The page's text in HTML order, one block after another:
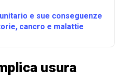
e sue conseguenze
cancro e malattie
usura